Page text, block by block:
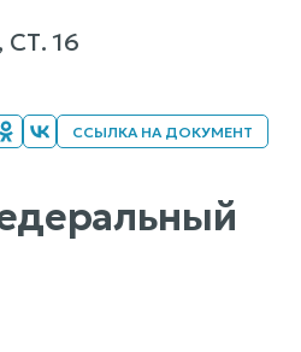
16
ССЫЛКА НА ДОКУМЕНТ